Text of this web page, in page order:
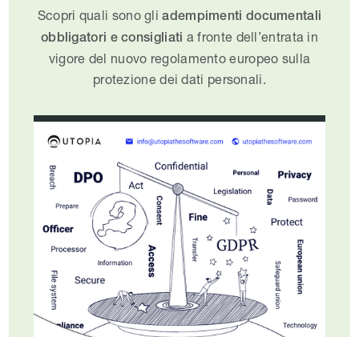
Scopri quali sono gliadempimenti documentali
obbligatori e consigliati a fronte dell’entrata in
vigore del nuovo regolamento europeo sulla
protezione dei dati personali.